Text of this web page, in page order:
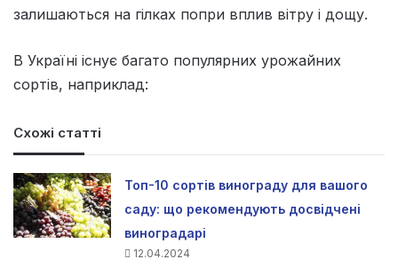
залишаються на гілках попри вплив вітру і дощу.
В Україні існує багато популярних урожайних
сортів, наприклад:
Схожі статті
Топ-10 сортів винограду для вашого
саду: що рекомендують досвідчені
виноградарі
12.04.2024